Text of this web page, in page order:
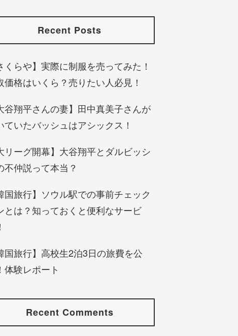
Recent Posts
くらや】実際に制服を売ってみた！
価格はいくら？売りたい人必見！
谷翔平さんの妻】田中真美子さんが
ていたバッシュはアシックス！
リーグ開幕】大谷翔平とダルビッシ
不仲説って本当？
国旅行】ソウル駅での事前チェック
とは？知っておくと便利なサービ
国旅行】高校生2泊3日の旅費を公
体験レポート
Recent Comments